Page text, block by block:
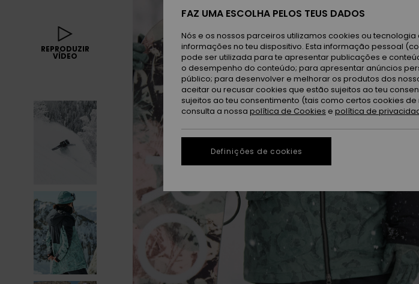
REPRODUZIR
VÍDEO
FAZ UMA ESCOLHA PELOS TEUS DADOS
Nós e os nossos parceiros utilizamos cookies ou
informações no teu dispositivo. Esta informação pessoal
pode ser utilizada para te apresentar publicações e
o desempenho do conteúdo; para apresentar anúncios
público; para desenvolver e melhorar os produtos dos
aceitar ou recusar cookies que estão sujeitos ao teu
sujeitos ao teu consentimento (tais como certos cookies
consulta a nossa política de Cookies e política de
Definições de cookies